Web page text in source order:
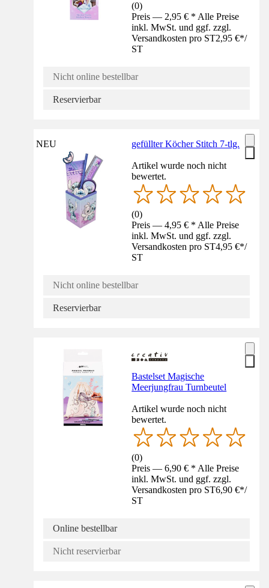
(0)
Preis — 2,95 € * Alle Preise
inkl. MwSt. und ggf. zzgl.
Versandkosten pro ST2,95 €*/
ST
Nicht online bestellbar
Reservierbar
NEU gefüllter Köcher Stitch 7-tlg.
Artikel wurde noch nicht
bewertet.
(0)
Preis — 4,95 € * Alle Preise
inkl. MwSt. und ggf. zzgl.
Versandkosten pro ST4,95 €*/
ST
Nicht online bestellbar
Reservierbar
Bastelset Magische
Meerjungfrau Turnbeutel
Artikel wurde noch nicht
bewertet.
(0)
Preis — 6,90 € * Alle Preise
inkl. MwSt. und ggf. zzgl.
Versandkosten pro ST6,90 €*/
ST
Online bestellbar
Nicht reservierbar